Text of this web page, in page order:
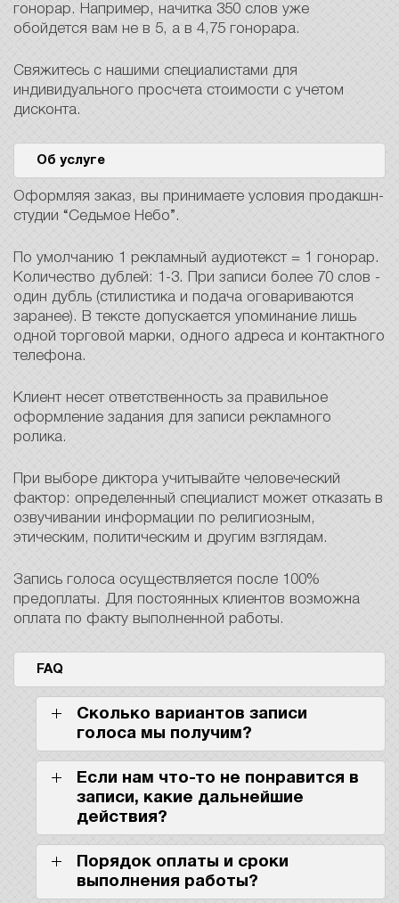
гонорар. Например, начитка 350 слов уже
обойдется вам не в 5, а в 4,75 гонорара.
Свяжитесь с нашими специалистами для
индивидуального просчета стоимости с учетом
дисконта.
Об услуге
Оформляя заказ, вы принимаете условия продакшн-
студии “Седьмое Небо”.
По умолчанию 1 рекламный аудиотекст = 1 гонорар.
Количество дублей: 1-3. При записи более 70 слов -
один дубль (стилистика и подача оговариваются
заранее). В тексте допускается упоминание лишь
одной торговой марки, одного адреса и контактного
телефона.
Клиент несет ответственность за правильное
оформление задания для записи рекламного
ролика.
При выборе диктора учитывайте человеческий
фактор: определенный специалист может отказать в
озвучивании информации по религиозным,
этическим, политическим и другим взглядам.
Запись голоса осуществляется после 100%
предоплаты. Для постоянных клиентов возможна
оплата по факту выполненной работы.
FAQ
Сколько вариантов записи
голоса мы получим?
Если нам что-то не понравится в
записи, какие дальнейшие
действия?
Порядок оплаты и сроки
выполнения работы?